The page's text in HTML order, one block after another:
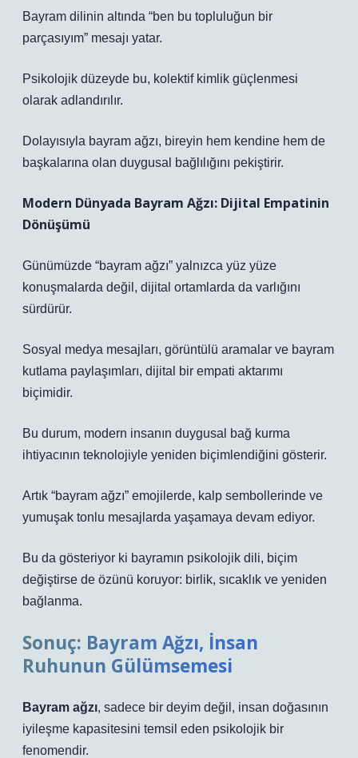
Bayram dilinin altında “ben bu topluluğun bir
parçasıyım” mesajı yatar.
Psikolojik düzeyde bu, kolektif kimlik güçlenmesi
olarak adlandırılır.
Dolayısıyla bayram ağzı, bireyin hem kendine hem de
başkalarına olan duygusal bağlılığını pekiştirir.
Modern Dünyada Bayram Ağzı: Dijital Empatinin
Dönüşümü
Günümüzde “bayram ağzı” yalnızca yüz yüze
konuşmalarda değil, dijital ortamlarda da varlığını
sürdürür.
Sosyal medya mesajları, görüntülü aramalar ve bayram
kutlama paylaşımları, dijital bir empati aktarımı
biçimidir.
Bu durum, modern insanın duygusal bağ kurma
ihtiyacının teknolojiyle yeniden biçimlendiğini gösterir.
Artık “bayram ağzı” emojilerde, kalp sembollerinde ve
yumuşak tonlu mesajlarda yaşamaya devam ediyor.
Bu da gösteriyor ki bayramın psikolojik dili, biçim
değiştirse de özünü koruyor: birlik, sıcaklık ve yeniden
bağlanma.
Sonuç: Bayram Ağzı, İnsan
Ruhunun Gülümsemesi
Bayram ağzı, sadece bir deyim değil, insan doğasının
iyileşme kapasitesini temsil eden psikolojik bir
fenomendir.